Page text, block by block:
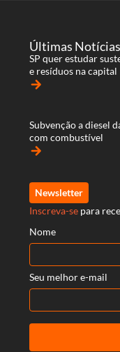
Últimas Notícias
SP quer estudar
e resíduos na capital
arrow_forward
Subvenção a diesel
com combustível
arrow_forward
Newsletter
Inscreva-se para
Nome
Seu melhor e-mail